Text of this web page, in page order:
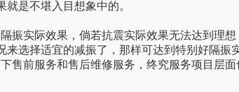
就是不堪入目想象中的。
际效果，倘若抗震实际效果无法达到理想
选择适宜的减振了，那样可达到特别好隔振实际
前服务和售后维修服务，终究服务项目层